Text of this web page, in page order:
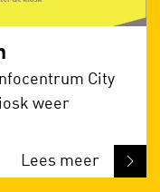
City
weer
Lees meer